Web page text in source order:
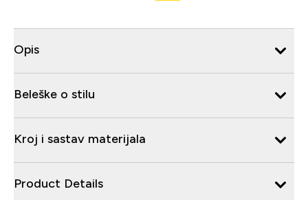
Opis
Beleške o stilu
Kroj i sastav materijala
Product Details